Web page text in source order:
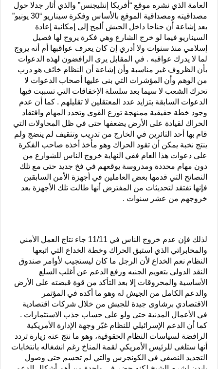
العامة الذي نشره موقع “أفريكا إنتليجنس” والذي أثار جدلا حول
مصداقيته ومصداقية الموقع بالأساس وفكرة سيناريو “30 يونيو”
بعد إشاعة أن جناحا داخل الجيش ألمح إلى إمكانية إعادة
السيناريو فيما لو خرج الشارع وهي فكرة يروج لها فصيل
إسلامي منذ سنوات ولا أدري إن كان يعرف عواقبها أم أنه يروج
لما لا يدرك عواقبه . في المقابل يرى الرافضون لهذه الدعوات
بأن الظروف غير مناسبة وأن إشاعة أن النظام خائف هو درب
من الوهم وأن المؤشرات التي بنى عليها أصحاب الدعوات لا
تحرك الشعب لا سيما بعد سلسلة الإخفاقات التي تسببت فيها
الدعوات السابقة بتزايد عدد المعتقلين لا تقليلهم . كما أن عدم
وجود خطة حقيقية ممنهجة توزع القوى وتحدد المهام وافتقاد
الحراك لقيادة على الأرض يضعفها حتى في ظل المحاولات التي
قام بها أحد الثائرين في الخارج من تدريب وتثقيف لم ينضج ولم
ينتج نخبة يمكن أن تقود الحراك وهو مأخذ أخذه صاحب الفكرة
على دعوات هذا العام ففي النهاية خروج الناس للشوارع من
دون مهام محددة ومدروسة يوقعهم في فخ جديد حتى مع تلك
النصائح التي قدمها بعض العاملين في أجهزة الأمن السابقين
فإنها تفتقد لتحديثات من المفترض أنها طالت تلك الأجهزة بعد
خروجهم من عشر سنوات .
لذلك فإن عدم خروج الناس في 11/11 جاء نتاج العمل الأمني
والمخابراتي الذي استبق الحراك وخطة الخداع التي اتبعها
النظام نعم الخداع لأن الرجل ما كان ليستجيب لأوامر صندوق
النقد الدولي بتعويم الجنيه ورفع الدعم عن أغلب السلع
الأساسية والمحروقات إلا بعد التأكد من قوة قبضته على الأرض
والدعم الكامل من الجيش له وهو ما أكده في المؤتمر
الاقتصادي برشاوى جيدة للجيش من خلال شركات اقتصادية
في الأعمال المدنية حتى ولو على حساب جذب الاستثمارات .
كما أن الدعم الإسرائيلي للنظام غيّر وجهة الإدارة الأمريكية
الرافضة لسياسات النظام الحقوقية، وهو ما نتج عنه زيارة تردد
أنها ستلغى للرئيس الأمريكي لقمة المناخ رغم انشغاله بانتخابات
التجديد النصفي في الكونجرس والتي لم تحسم حتى وصول